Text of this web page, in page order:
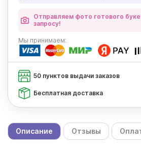
Отправляем фото готового
запросу!
Мы принимаем:
50 пунктов выдачи заказов
Бесплатная доставка
Описание Отзывы